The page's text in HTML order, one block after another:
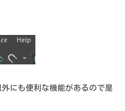
にも便利な機能があるので是